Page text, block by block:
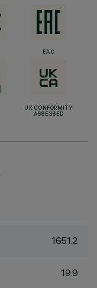
EAC
UK CONFORMITY
ASSESSED
1651.2
19.9